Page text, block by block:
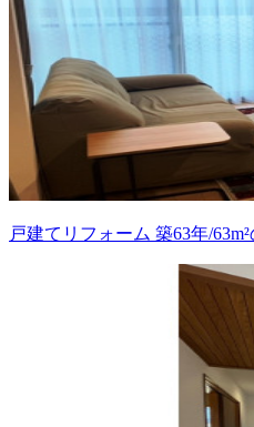
戸建てリフォーム 築63年/